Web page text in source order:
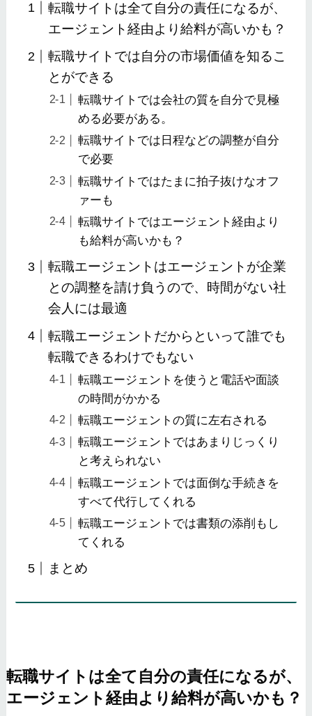
転職サイトは全て自分の責任になるが、
エージェント経由より給料が高いかも？
転職サイトでは自分の市場価値を知るこ
とができる
転職サイトでは会社の質を自分で見極
める必要がある。
転職サイトでは日程などの調整が自分
で必要
転職サイトではたまに拍子抜けなオフ
ァーも
転職サイトではエージェント経由より
も給料が高いかも？
転職エージェントはエージェントが企業
との調整を請け負うので、時間がない社
会人には最適
転職エージェントだからといって誰でも
転職できるわけでもない
転職エージェントを使うと電話や面談
の時間がかかる
転職エージェントの質に左右される
転職エージェントではあまりじっくり
と考えられない
転職エージェントでは面倒な手続きを
すべて代行してくれる
転職エージェントでは書類の添削もし
てくれる
まとめ
転職サイトは全て自分の責任になるが、
エージェント経由より給料が高いかも？